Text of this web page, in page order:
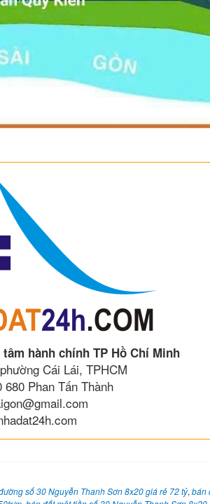
hành chính TP Hồ Chí Minh
Cái Lái, TPHCM
680 Phan Tấn Thành
số 30 Nguyễn Thanh Sơn 8x20 giá rẻ 72 tỷ, bán